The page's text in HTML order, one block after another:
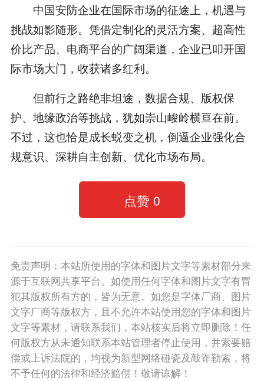
中国安防企业在国际市场的征途上，机遇与
挑战如影随形。凭借定制化的灵活方案、超高性
价比产品、电商平台的广阔渠道，企业已叩开国
际市场大门，收获诸多红利。
但前行之路绝非坦途，数据合规、版权保
护、地缘政治等挑战，犹如崇山峻岭横亘在前。
不过，这也恰是成长蜕变之机，倒逼企业强化合
规意识、深耕自主创新、优化市场布局。
点赞 0
免责声明：本站所使用的字体和图片文字等素材部分来
源于互联网共享平台。如使用任何字体和图片文字有冒
犯其版权所有方的，皆为无意。如您是字体厂商、图片
文字厂商等版权方，且不允许本站使用您的字体和图片
文字等素材，请联系我们，本站核实后将立即删除！任
何版权方从未通知联系本站管理者停止使用，并索要赔
偿或上诉法院的，均视为新型网络碰瓷及敲诈勒索，将
不予任何的法律和经济赔偿！敬请谅解！